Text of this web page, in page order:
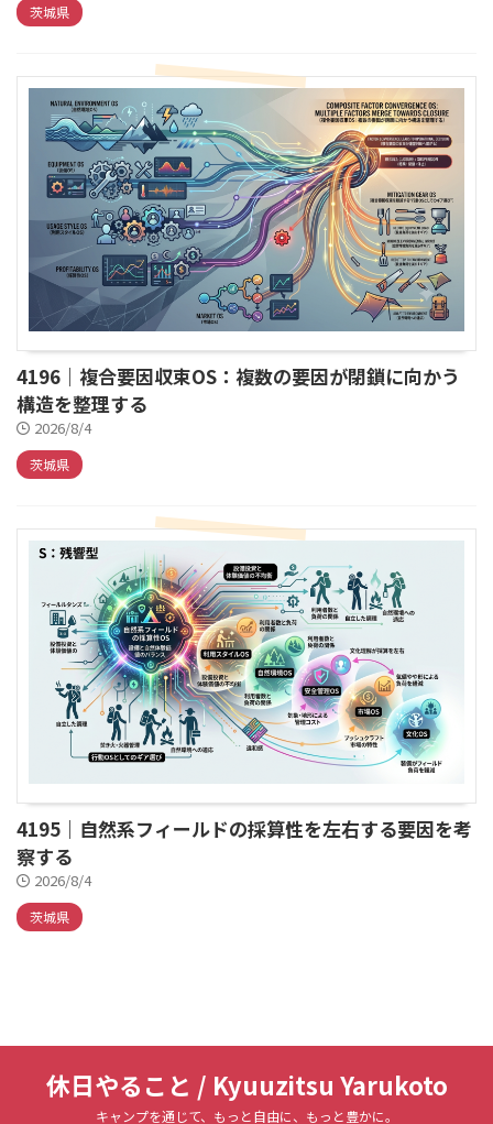
茨城県
4196｜複合要因収束OS：複数の要因が閉鎖に向かう
構造を整理する
2026/8/4
茨城県
4195｜自然系フィールドの採算性を左右する要因を考
察する
2026/8/4
茨城県
休日やること / Kyuuzitsu Yarukoto
キャンプを通じて、もっと自由に、もっと豊かに。